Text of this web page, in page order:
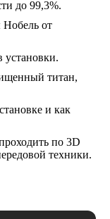
до 99,3%.
от
установки.
титан,
и как
по 3D
техники.